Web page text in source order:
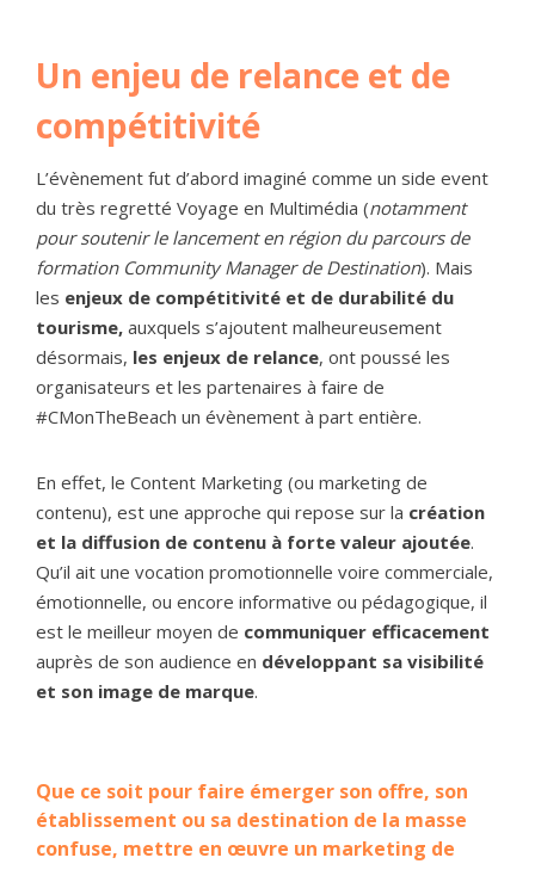
Un enjeu de relance et de
compétitivité
L’évènement fut d’abord imaginé comme un side event
du très regretté Voyage en Multimédia (notamment
pour soutenir le lancement en région du parcours de
formation Community Manager de Destination). Mais
les enjeux de compétitivité et de durabilité du
tourisme, auxquels s’ajoutent malheureusement
désormais, les enjeux de relance, ont poussé les
organisateurs et les partenaires à faire de
#CMonTheBeach un évènement à part entière.
En effet, le Content Marketing (ou marketing de
contenu), est une approche qui repose sur la création
et la diffusion de contenu à forte valeur ajoutée.
Qu’il ait une vocation promotionnelle voire commerciale,
émotionnelle, ou encore informative ou pédagogique, il
est le meilleur moyen de communiquer efficacement
auprès de son audience en développant sa visibilité
et son image de marque.
Que ce soit pour faire émerger son offre, son
établissement ou sa destination de la masse
confuse, mettre en œuvre un marketing de